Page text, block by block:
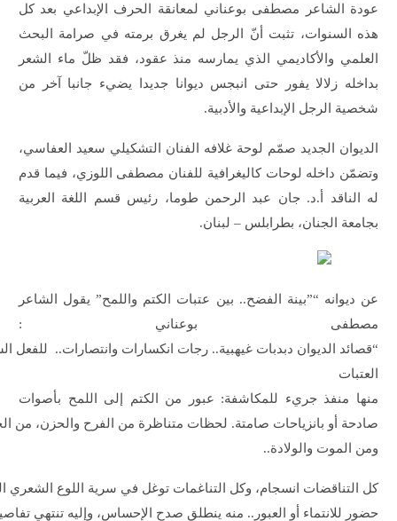
عودة الشاعر مصطفى بوعناني لمعانقة الحرف الإبداعي بعد كل
هذه السنوات، تثبت أنّ الرجل لم يغرق برمته في صرامة البحث
العلمي والأكاديمي الذي يمارسه منذ عقود، فقد ظلّ ماء الشعر
بداخله زلالا يفور حتى انبجس ديوانا جديدا يضيء جانبا آخر من
شخصية الرجل الإبداعية والأدبية.
الديوان الجديد صمّم لوحة غلافه الفنان التشكيلي سعيد العفاسي،
وتضمّن داخله لوحات كاليغرافية للفنان مصطفى اللوزي، فيما قدم
له الناقد أ.د. جان عبد الرحمن طوما، رئيس قسم اللغة العربية
بجامعة الجنان، بطرابلس – لبنان.
عن ديوانه “”بينة الفضح.. بين عتبات الكتم واللمح” يقول الشاعر
مصطفى بوعناني :
“قصائد الديوان دبدبات غيهبية.. رجات انكسارات وانتصارات..
العتبات
منها منفذ جريء للمكاشفة: عبور من الكتم إلى اللمح بأصوات
صادحة أو بانزياحات صامتة. لحظات متناظرة من الفرح والحزن، من
ومن الموت والولادة..
كل التناقضات انسجام، وكل التناغمات توغل في سرية اللوع الشعري
حضور للانتماء أو العبور.. منه ينطلق صدح الإحساس، وإليه تنتهي